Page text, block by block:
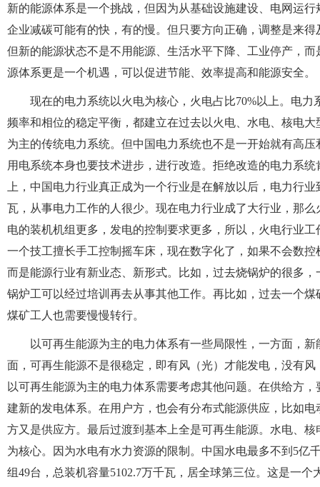
新的能源体系是一个挑战，但因为从基础设施建设、电网运
企业减碳可能有的快，有的慢。但只要方向正确，调整是来
但新的能源状态不是不用能源、生活水平下降、工业停产，
源体系更是一个机遇，可以促进节能、效率提高和能源安全。
现在的电力系统以火电为核心，火电占比70%以上。电
频率和相位的稳定平衡，都建立在过去以火电、水电、核电
为主的传统电力系统。但中国电力系统也不是一开始就有高
用电系统本身也要技术进步，进行改造。拒绝改造的电力系
上，中国电力行业真正成为一个行业是在解放以后，电力行
瓦，从事电力工作的人很少。现在电力行业成了大行业，那
电的装机机组更多，发电的控制要求更多，所以，火电行业
一个技工擅长手工控制摇车床，现在数字化了，如果不会数
而是能源行业有新业态、新形式。比如，过去烧锅炉的很多
锅炉工可以经过培训再去从事其他工作。再比如，过去一个
煤矿工人也需要慢慢转行。
以可再生能源为主的电力体系有一些局限性，一方面，
面，可再生能源不是很稳定，即有风（光）才能发电，没有
以可再生能源为主的电力体系需要考虑其他问题。在供给方
建新的发电体系。在用户方，也会有分布式能源供应，比如
方又是供应方。最后过渡到基本上全是可再生能源。水电、
为核心。因为水电有水力资源的限制。中国水电最多不到5亿
组49台，总装机容量5102.7万千瓦，居全球第三位。这是一